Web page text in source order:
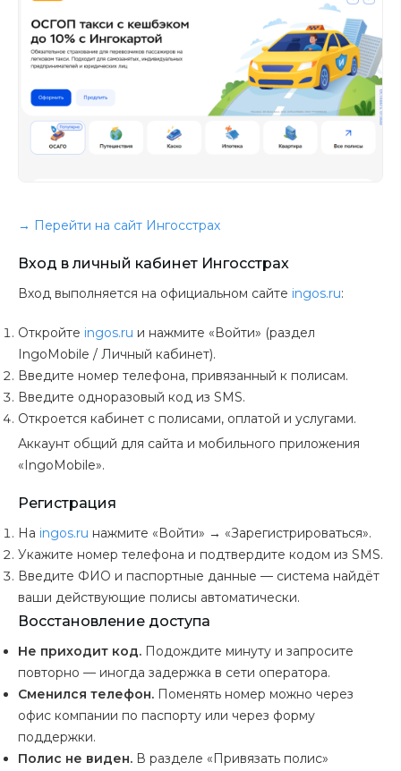
→ Перейти на сайт Ингосстрах
Вход в личный кабинет Ингосстрах
Вход выполняется на официальном сайте ingos.ru:
Откройте ingos.ru и нажмите «Войти» (раздел
IngoMobile / Личный кабинет).
Введите номер телефона, привязанный к полисам.
Введите одноразовый код из SMS.
Откроется кабинет с полисами, оплатой и услугами.
Аккаунт общий для сайта и мобильного приложения
«IngoMobile».
Регистрация
На ingos.ru нажмите «Войти» → «Зарегистрироваться».
Укажите номер телефона и подтвердите кодом из SMS.
Введите ФИО и паспортные данные — система найдёт
ваши действующие полисы автоматически.
Восстановление доступа
Не приходит код. Подождите минуту и запросите
повторно — иногда задержка в сети оператора.
Сменился телефон. Поменять номер можно через
офис компании по паспорту или через форму
поддержки.
Полис не виден. В разделе «Привязать полис»